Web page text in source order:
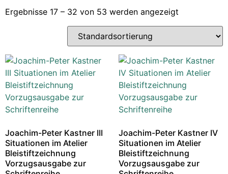
Ergebnisse 17 – 32 von 53 werden angezeigt
Joachim-Peter Kastner III
Situationen im Atelier
Bleistiftzeichnung
Vorzugsausgabe zur
Joachim-Peter Kastner IV
Situationen im Atelier
Bleistiftzeichnung
Vorzugsausgabe zur